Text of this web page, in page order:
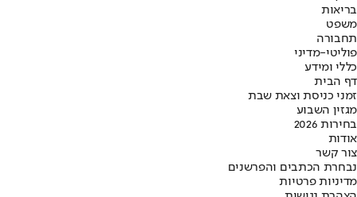
בריאות
משפט
תחבורה
פוליטי-מדיני
כללי ומידע
דף הבית
זמני כניסת וצאת שבת
מגזין השבוע
בחירות 2026
אודות
צור קשר
נבחרת הכתבים והפרשנים
מדיניות פרטיות